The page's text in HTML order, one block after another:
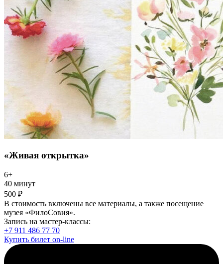
«Живая открытка»
6+
40 минут
500 ₽
В стоимость включены все материалы, а также посещение
музея «ФилоСовия».
Запись на мастер-классы:
+7 911 486 77 70
Купить билет on-line